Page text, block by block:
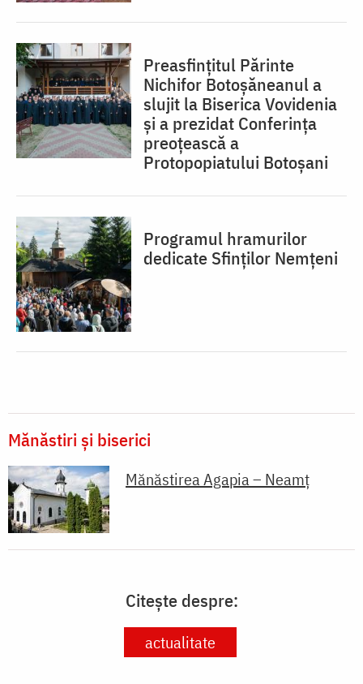
Preasfințitul Părinte
Nichifor Botoșăneanul a
slujit la Biserica Vovidenia
și a prezidat Conferința
preoțească a
Protopopiatului Botoșani
Programul hramurilor
dedicate Sfinților Nemțeni
Mănăstiri și biserici
Mănăstirea Agapia – Neamț
Citește despre:
actualitate